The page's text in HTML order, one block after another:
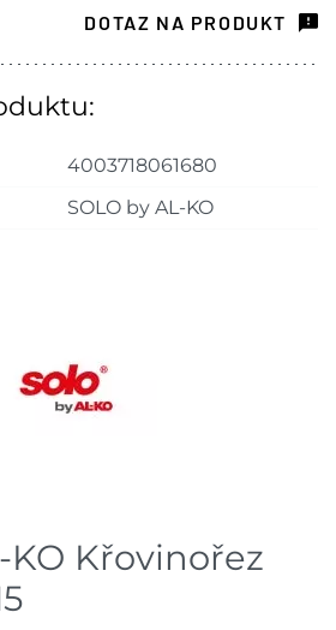
se mohou lišit od cen na e-
DOTAZ NA PRODUKT
4003718061680
SOLO by AL-KO
KO Křovinořez